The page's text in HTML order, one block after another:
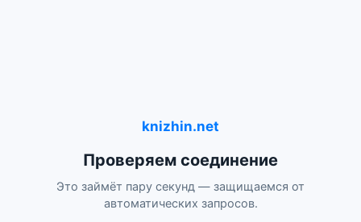
knizhin.net
Проверяем соединение
Это займёт пару секунд — защищаемся от
автоматических запросов.